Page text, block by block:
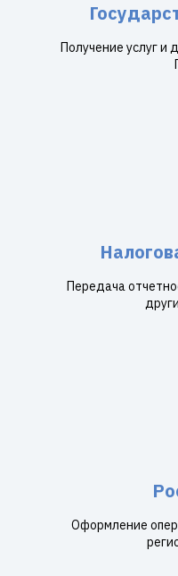
Получение услуг и
Передача
Оформление